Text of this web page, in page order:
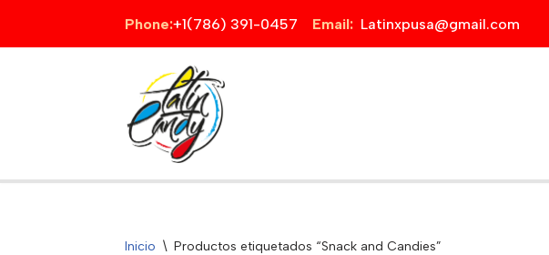
Saltar
Phone:+1(786) 391-0457 Email: Latinxpusa@gmail.com
Inicio \ Productos etiquetados “Snack and Candies”